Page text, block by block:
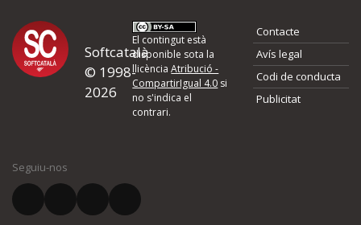
Proposeu-nos millores o
d'errors
Si heu trobat un error o voleu proposar alguna millora, ompliu els
quina és la millora que proposeu o l'error del qual voleu informar-
El vostre correu electrònic *
Softcatalà
© 1998-
2026
El contingut està
disponible sota la
llicènciaAtribució -
CompartirIgual 4.0 si
no s'indica el
contrari.
Contacte
Avís legal
Codi de conducta
Publicitat
Seguiu-nos